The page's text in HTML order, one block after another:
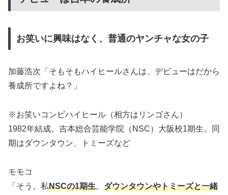
お笑いに興味はなく、普通のヤンチャな女の子
加藤浩次「そもそもハイヒールさんは、デビューはだから
養成所ですよね？」
※お笑いコンビハイヒール（相方はリンゴさん）
1982年結成。吉本総合芸能学院（NSC）大阪校1期生。同
期はダウンタウン、トミーズなど
モモコ
「そう。私NSCの1期生。 ダウンタウンやトミーズと一緒